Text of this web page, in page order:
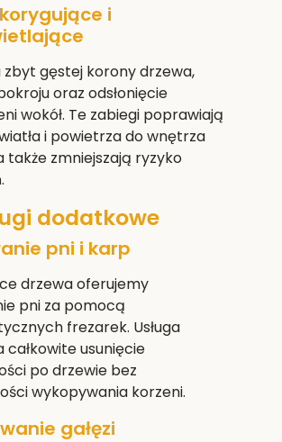
i
zbyt gęstej korony drzewa,
oraz odsłonięcie
wokół. Te zabiegi poprawiają
i powietrza do wnętrza
także zmniejszają ryzyko
dodatkowe
pni i karp
drzewa oferujemy
pni za pomocą
frezarek. Usługa
całkowite usunięcie
po drzewie bez
wykopywania korzeni.
gałęzi